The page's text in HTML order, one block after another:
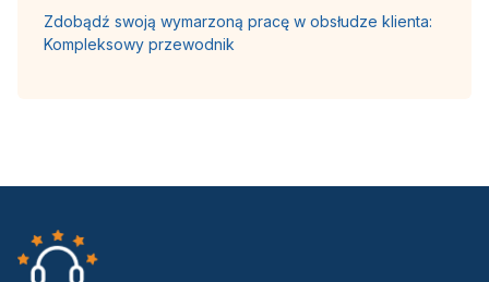
Zdobądź swoją wymarzoną pracę w obsłudze klienta:
Kompleksowy przewodnik